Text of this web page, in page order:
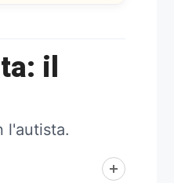
il
l'autista.